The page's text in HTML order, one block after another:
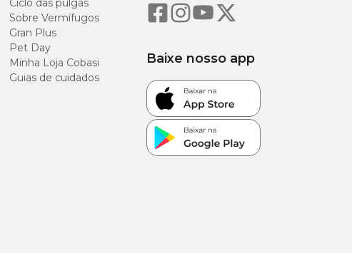
Ciclo das pulgas
Sobre Vermífugos
Gran Plus
Pet Day
Minha Loja Cobasi
Guias de cuidados
Baixe nosso app